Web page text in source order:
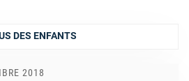
DES ENFANTS
2018